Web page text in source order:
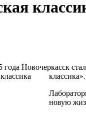
года Новочеркасск
классика».
новую